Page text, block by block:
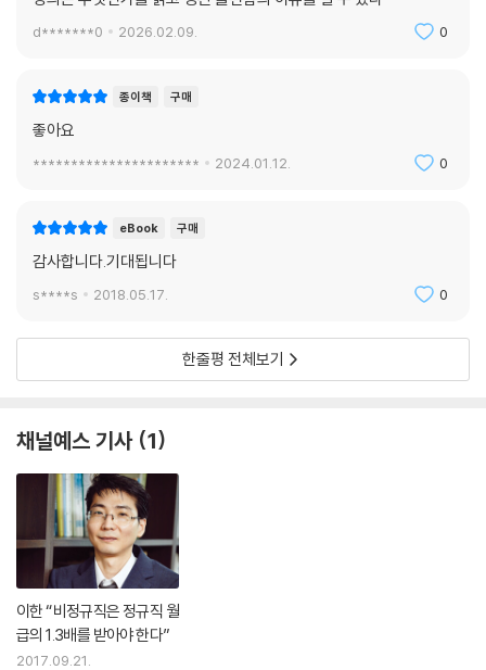
한다. 샌델 식으로 말하자면, 파산 위기에 처한 회사에 대한 구제 금융 자체
도 악덕이 될 수 있다. “실패한” 회사에 돈을 주기 때문이다. 그렇다면 파산
도미노로 경제가 붕괴할 위험이 생기고 궁극적으로 모든 납세자들의 삶이
“실패를 포상하면 안된다”는 미덕이 보편적인 원칙이 될 수 있다면, 실업
자에게 수당을 지원하는 것 역시 정당화될 수 없지 않는가? 실업자는 노동
시장에서 “실패한” 사람들이기 때문이다. 한마디로 말해서, 샌델의 해법
을 붙인 것에 불과하다.
샌델이 도덕 문제를 해결하는 방식은 다음과 같다.
를 파악한다.
2. 본질을 만족시키면 미덕, 본질을 벗어나면 악덕이고 타락이다.
즉, 샌델의 이야기에는 본질이 무엇인지에 따라 결론이 이미 정해져있는
노골적인 순환 논증의 형태를 띤다. 정해진 결론이 미덕이라는 이름으로
제시될 뿐이다. 그렇다면 본질은 어떻게 파악할까? 샌델의 철학에서 본질
이란 대개 (샌델 자신의) 머릿속에 직관적으로 떠오르는 특성들일뿐이다.
그것이 너무 독단적이라고 생각되면, 샌델은 공동체 구성원의 다수가 목적
으로 이해하는 것이 본질이라고 말한다(“우리는 이야기를 써나가는 존재
d*******0 2026.02.09. 0
종이책 구매
좋아요
********************** 2024.01.12. 0
eBook 구매
감사합니다.기대됩니다
s****s 2018.05.17. 0
한줄평 전체보기
채널예스 기사 1
이한 “비정규직은 정규직 월
급의 1.3배를 받아야 한다”
2017.09.21.